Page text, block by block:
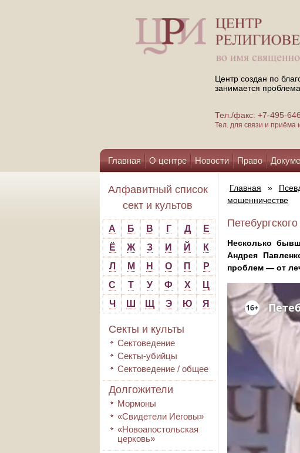
Центр создан по
занимается
Тел./факс: +7-495-
Тел. для связи и
Главная О центре Новости Право
Помощь центру
Алфавитный список
сект и культов
А Б В Г Д
Е
Ё
Ж З И Й
К
Л
М Н О П
Р
С
Т У Ф Х
Ц
Ч
Ш Щ Э Ю Я
Секты и культы
Сектоведение
Секты-убийцы
Сектоведение / общее
Долгожители
Мормоны
«Свидетели Иеговы»
«Новоапостольская
церковь»
Главная »
мошенничестве
Несколько
Андрея
проблем — от